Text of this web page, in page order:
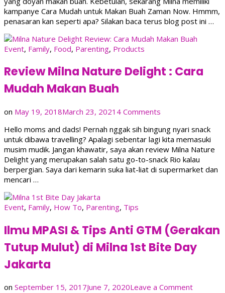
Makan
Buah
Bersama
kampanye Cara Mudah untuk Makan Buah Zaman Now. Hmmm,
penasaran kan seperti apa? Silakan baca terus blog post ini …
Event, Family, Food, Parenting, Products
Review Milna Nature Delight : Cara
Mudah Makan Buah
on May 19, 2018March 23, 2021 4 Comments
Milna
Nature
Delight
:
Cara
Hello moms and dads! Pernah nggak sih bingung nyari snack
untuk dibawa travelling? Apalagi sebentar lagi kita memasuki
musim mudik. Jangan khawatir, saya akan review Milna Nature
Delight yang merupakan salah satu go-to-snack Rio kalau
berpergian. Saya dari kemarin suka liat-liat di supermarket dan
mencari …
Event, Family, How To, Parenting, Tips
Ilmu MPASI & Tips Anti GTM (Gerakan
Tutup Mulut) di Milna 1st Bite Day
Jakarta
on September 15, 2017June 7, 2020Leave a Commenton